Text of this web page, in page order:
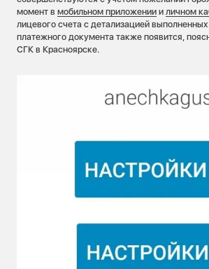
момент вмобильном приложении иличном
лицевого счета с детализацией
платежного документа также появится,
СГК в Красноярске.